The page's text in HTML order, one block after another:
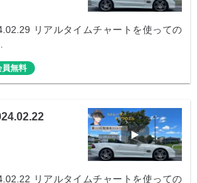
リアルタイムチャートを使っての
員無料
リアルタイムチャートを使っての